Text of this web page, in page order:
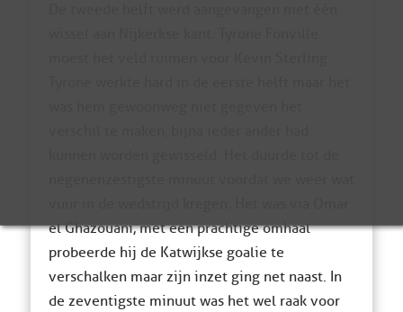
el Ghazouani, met een prachtige omhaal
probeerde hij de Katwijkse goalie te
verschalken maar zijn inzet ging net naast. In
de zeventigste minuut was het wel raak voor